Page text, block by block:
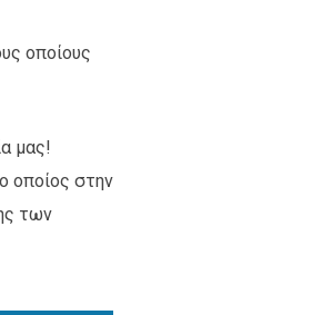
οποίους
μας!
οποίος στην
των